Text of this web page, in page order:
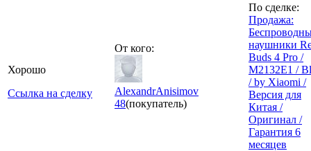
Хорошо
Ссылка на сделку
От кого:
AlexandrAnisimov
48(покупатель)
По сделке:
Продажа:
наушники
Buds 4 Pro /
M2132E1 /
/ by Xiaomi /
Версия для
Китая /
Оригинал /
Гарантия 6
месяцев